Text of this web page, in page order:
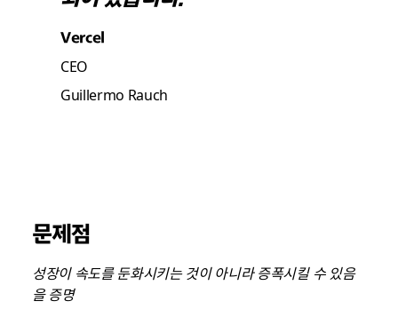
Vercel
CEO
Guillermo Rauch
문제점
성장이 속도를 둔화시키는 것이 아니라 증폭시킬 수 있음
을 증명